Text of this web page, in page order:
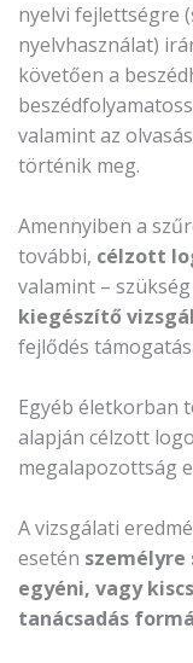
nyelvi fejlettségre
nyelvhasználat)
követően a
valamint az
történik meg.
Amennyiben a
további, célzott
valamint –
kiegészítő
fejlődés
Egyéb életkorban
alapján célzott
megalapozottság
A vizsgálati
esetén
egyéni, vagy
tanácsadás